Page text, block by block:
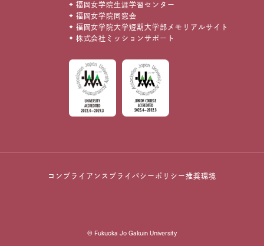
福岡女学院生涯学習センター
福岡女学院同窓会
福岡女学院大学短期大学部メモリアルサイト
株式会社ミッションサポート
コンプライアンス プライバシーポリシー推奨環境
© Fukuoka Jo Gakuin University